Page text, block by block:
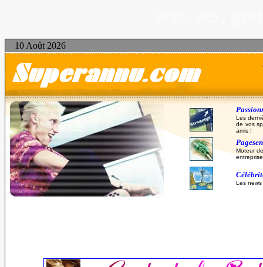
10 Août 2026
Les
de vos
amis !
Moteur
Les